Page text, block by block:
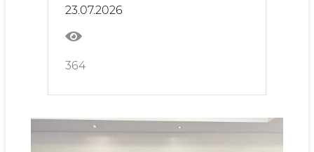
предотвращения конфликта
интересов
23.07.2026
364